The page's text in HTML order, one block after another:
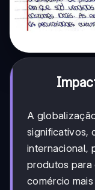
A
significativos,
internacional,
produtos para
comércio